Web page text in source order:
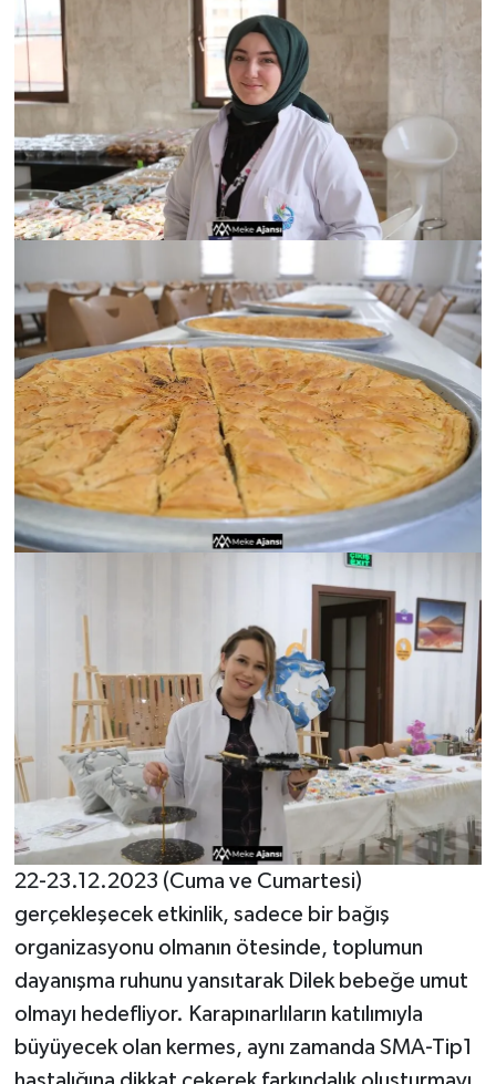
22-23.12.2023 (Cuma ve Cumartesi)
gerçekleşecek etkinlik, sadece bir bağış
organizasyonu olmanın ötesinde, toplumun
dayanışma ruhunu yansıtarak Dilek bebeğe umut
olmayı hedefliyor. Karapınarlıların katılımıyla
büyüyecek olan kermes, aynı zamanda SMA-Tip1